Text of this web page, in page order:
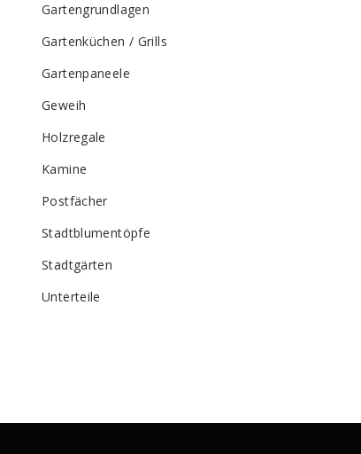
Gartengrundlagen
Gartenküchen / Grills
Gartenpaneele
Geweih
Holzregale
Kamine
Postfächer
Stadtblumentöpfe
Stadtgärten
Unterteile